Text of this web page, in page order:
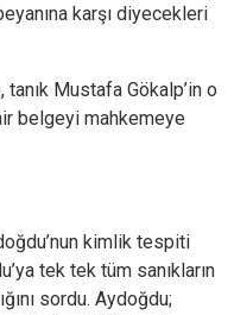
karşı diyecekleri
Mustafa Gökalp’in o
belgeyi mahkemeye
kimlik tespiti
tek tek tüm sanıkların
sordu. Aydoğdu;